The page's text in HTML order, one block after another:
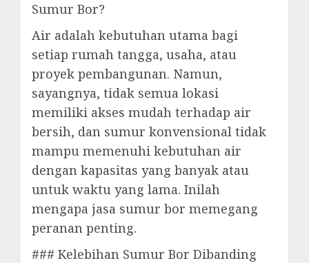
Sumur Bor?
Air adalah kebutuhan utama bagi
setiap rumah tangga, usaha, atau
proyek pembangunan. Namun,
sayangnya, tidak semua lokasi
memiliki akses mudah terhadap air
bersih, dan sumur konvensional tidak
mampu memenuhi kebutuhan air
dengan kapasitas yang banyak atau
untuk waktu yang lama. Inilah
mengapa jasa sumur bor memegang
peranan penting.
### Kelebihan Sumur Bor Dibanding